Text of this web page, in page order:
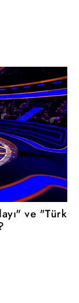
ve "Türk